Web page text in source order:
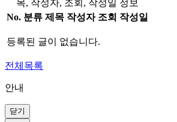
목, 작성자, 조회, 작성일 정보
No. 분류 제목 작성자 조회 작성일
등록된 글이 없습니다.
전체목록
안내
닫기